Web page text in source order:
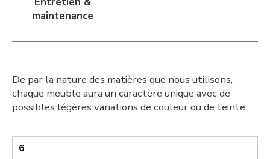
maintenance
De par la nature des matières que nous utilisons,
chaque meuble aura un caractère unique avec de
possibles légères variations de couleur ou de teinte.
6